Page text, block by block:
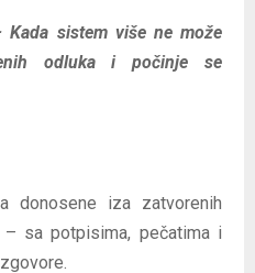
Kada sistem više ne može
odluka i počinje se
donosene iza zatvorenih
sa potpisima, pečatima i